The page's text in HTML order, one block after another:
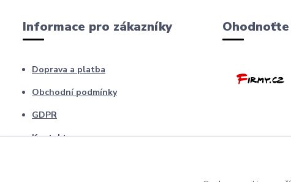
Informace pro zákazníky
Doprava a platba
Obchodní podmínky
GDPR
Kontakty
Ohodnoťte